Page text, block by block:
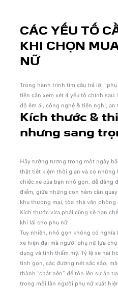
CÁC YẾU TỐ
KHI CHỌN
NỮ
Trong hành trình tìm câu trả lời
tiên cần xem xét 4 yếu tố chính
độ êm ái, công nghệ & tiện nghi, an
Kích thước &
nhưng sang
Hãy tưởng tượng trong một ngày
thật tiết kiệm thời gian và có những
chiếc xe của bạn nhỏ gọn, dễ dàng
điểm, giữa những con hẻm cần
khu thương mại, tòa nhà văn
Kích thước vừa phải cũng sẽ hạn
khi lái cho phụ nữ.
Tuy nhiên, nhỏ gọn không có
xe hiện đại mà người phụ nữ lựa
dụng và tính thẩm mỹ. Tỷ lệ xe hài
tinh gọn, các đường nét sắc sảo,
thành “chất nền” để tôn lên sự ấn
trong mỗi lần người phụ nữ xuất